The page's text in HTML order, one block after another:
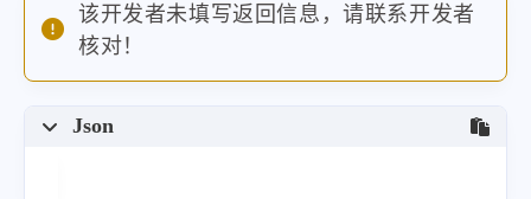
该开发者未填写返回信息，请联系开发者
核对！
Json